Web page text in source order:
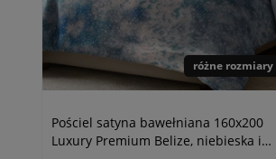
różne rozmiary
Pościel satyna bawełniana 160x200
Luxury Premium Belize, niebieska i